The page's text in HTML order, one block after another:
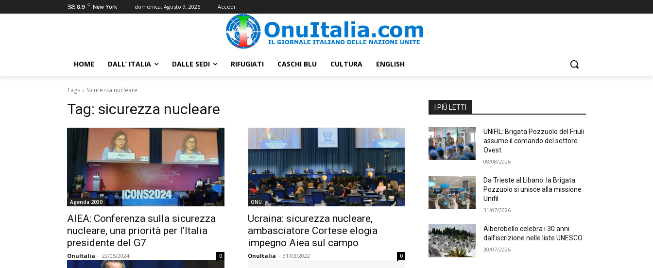
8.9 C New York domenica, Agosto 9, 2026 Accedi
HOME DALL’ ITALIA DALLE SEDI RIFUGIATI CASCHI BLU CULTURA ENGLISH
Tags Sicurezza nucleare
Tag: sicurezza nucleare
Agenda 2030
AIEA: Conferenza sulla sicurezza
nucleare, una priorità per l’Italia
presidente del G7
OnuItalia - 22/05/2024 0
ONU
Ucraina: sicurezza nucleare,
ambasciatore Cortese elogia
impegno Aiea sul campo
OnuItalia - 31/03/2022 0
I PIÙ LETTI
UNIFIL: Brigata Pozzuolo del Friuli
assume il comando del settore
Ovest
08/08/2026
Da Trieste al Libano: la Brigata
Pozzuolo si unisce alla missione
Unifil
31/07/2026
Alberobello celebra i 30 anni
dall’iscrizione nelle liste UNESCO
30/07/2026